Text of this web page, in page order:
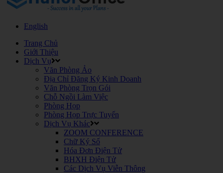
English
Trang Chủ
Giới Thiệu
Dịch Vụ
Văn Phòng Ảo
Địa Chỉ Đăng Ký Kinh Doanh
Văn Phòng Trọn Gói
Chỗ Ngồi Làm Việc
Phòng Họp
Phòng Họp Trực Tuyến
Dịch Vụ Khác
ZOOM CONFERENCE
Chữ Ký Số
Hóa Đơn Điện Tử
BHXH Điện Tử
Các Dịch Vụ Viễn Thông